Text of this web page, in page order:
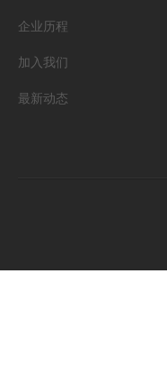
企业历程
加入我们
最新动态